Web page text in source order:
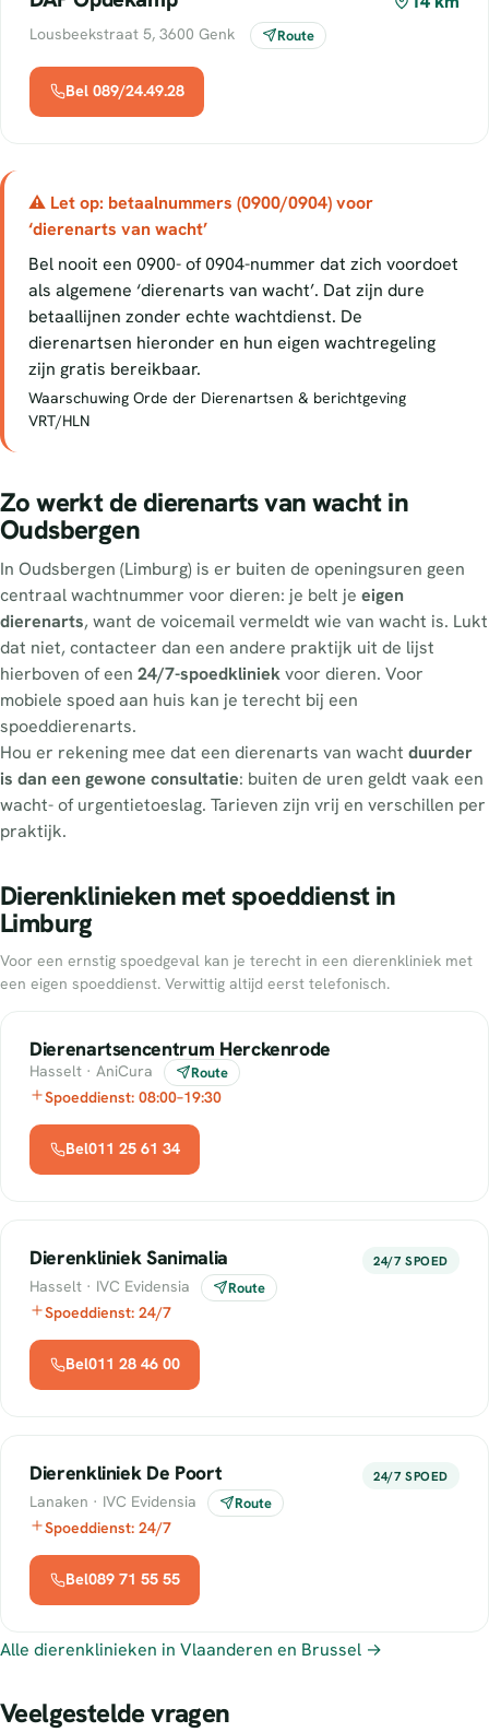
Lousbeekstraat 5, 3600 Genk Route
Bel 089/24.49.28
⚠ Let op: betaalnummers (0900/0904) voor
‘dierenarts van wacht’
Bel nooit een 0900- of 0904-nummer dat zich voordoet
als algemene ‘dierenarts van wacht’. Dat zijn dure
betaallijnen zonder echte wachtdienst. De
dierenartsen hieronder en hun eigen wachtregeling
zijn gratis bereikbaar.
Waarschuwing Orde der Dierenartsen & berichtgeving
VRT/HLN
Zo werkt de dierenarts van wacht in
Oudsbergen
In Oudsbergen (Limburg) is er buiten de openingsuren geen
centraal wachtnummer voor dieren: je belt je eigen
dierenarts, want de voicemail vermeldt wie van wacht is. Lukt
dat niet, contacteer dan een andere praktijk uit de lijst
hierboven of een 24/7-spoedkliniekvoor dieren. Voor
mobiele spoed aan huis kan je terecht bij een
spoeddierenarts.
Hou er rekening mee dat een dierenarts van wacht duurder
is dan een gewone consultatie: buiten de uren geldt vaak een
wacht- of urgentietoeslag. Tarieven zijn vrij en verschillen per
praktijk.
Dierenklinieken met spoeddienst in
Limburg
Voor een ernstig spoedgeval kan je terecht in een dierenkliniek met
een eigen spoeddienst. Verwittig altijd eerst telefonisch.
Dierenartsencentrum Herckenrode
Hasselt · AniCura Route
Spoeddienst: 08:00–19:30
Bel011 25 61 34
Dierenkliniek Sanimalia 24/7 SPOED
Hasselt · IVC Evidensia Route
Spoeddienst: 24/7
Bel011 28 46 00
Dierenkliniek De Poort 24/7 SPOED
Lanaken · IVC Evidensia Route
Spoeddienst: 24/7
Bel089 71 55 55
Alle dierenklinieken in Vlaanderen en Brussel →
Veelgestelde vragen